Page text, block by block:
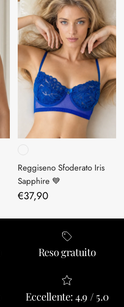
Reggiseno Sfoderato Iris
Sapphire 💙
Prezzo normale
€37,90
Reso gratuito
Eccellente: 4.9 / 5.0